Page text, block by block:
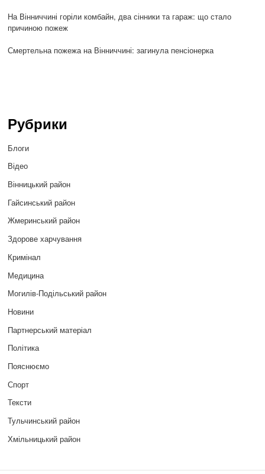
На Вінниччині горіли комбайн, два сінники та гараж: що стало
причиною пожеж
Смертельна пожежа на Вінниччині: загинула пенсіонерка
Рубрики
Блоги
Відео
Вінницький район
Гайсинський район
Жмеринський район
Здорове харчування
Кримінал
Медицина
Могилів-Подільський район
Новини
Партнерський матеріал
Політика
Пояснюємо
Спорт
Тексти
Тульчинський район
Хмільницький район